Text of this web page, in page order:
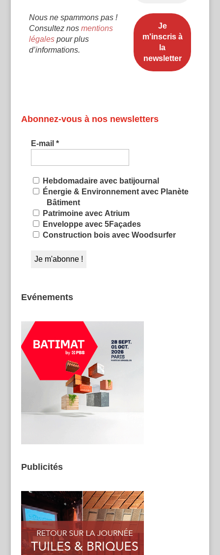
Nous ne spammons pas !
Consultez nos mentions
légalespour plus
d’informations.
Abonnez-vous à nos newsletters
E-mail *
Hebdomadaire avec batijournal
Énergie & Environnement avec Planète
Bâtiment
Patrimoine avec Atrium
Enveloppe avec 5Façades
Construction bois avec Woodsurfer
Evénements
Publicités